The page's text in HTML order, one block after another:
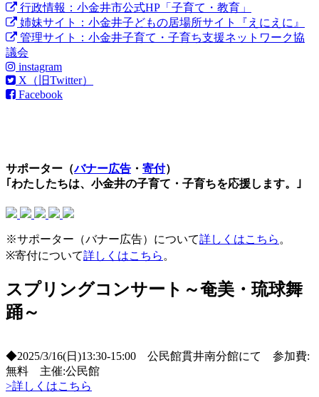
行政情報：小金井市公式HP「子育て・教育」
姉妹サイト：小金井子どもの居場所サイト『えにえに』
管理サイト：小金井子育て・子育ち支援ネットワーク協
議会
instagram
X（旧Twitter）
Facebook
サポーター（バナー広告 ・ 寄付）
｢わたしたちは、小金井の子育て・子育ちを応援します。｣
※サポーター（バナー広告）について詳しくはこちら 。
※寄付について詳しくはこちら 。
スプリングコンサート～奄美・琉球舞
踊～
◆2025/3/16(日)13:30-15:00 公民館貫井南分館にて 参加費:
無料 主催:公民館
>詳しくはこちら